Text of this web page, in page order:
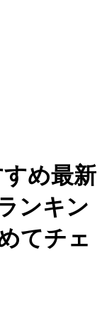
め最新
ンキン
てチェ